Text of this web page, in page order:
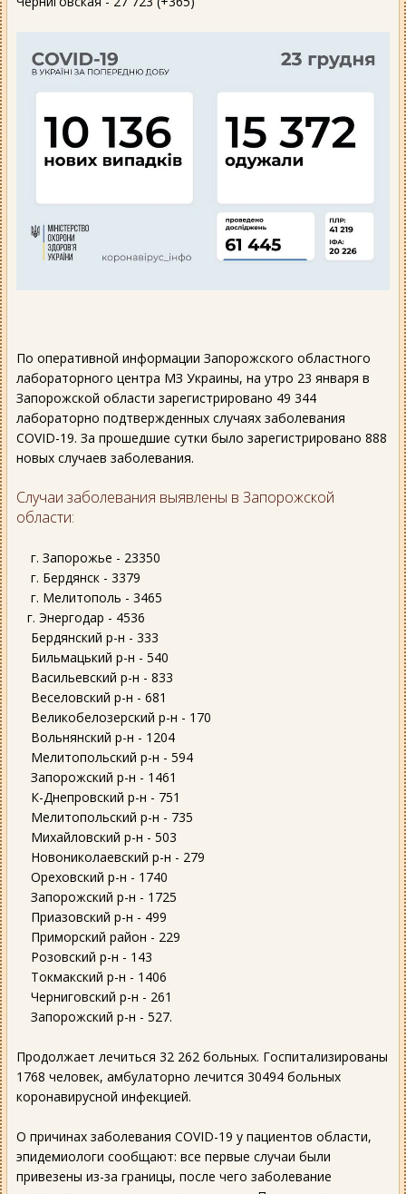
По оперативной информации Запорожского областного
лабораторного центра МЗ Украины, на утро 23 января в
Запорожской области зарегистрировано 49 344
лабораторно подтвержденных случаях заболевания
COVID-19. За прошедшие сутки было зарегистрировано 888
новых случаев заболевания.
Случаи заболевания выявлены в Запорожской
области:
г. Запорожье - 23350
г. Бердянск - 3379
г. Мелитополь - 3465
г. Энергодар - 4536
Бердянский р-н - 333
Бильмацький р-н - 540
Васильевский р-н - 833
Веселовский р-н - 681
Великобелозерский р-н - 170
Вольнянский р-н - 1204
Мелитопольский р-н - 594
Запорожский р-н - 1461
К-Днепровский р-н - 751
Мелитопольский р-н - 735
Михайловский р-н - 503
Новониколаевский р-н - 279
Ореховский р-н - 1740
Запорожский р-н - 1725
Приазовский р-н - 499
Приморский район - 229
Розовский р-н - 143
Токмакский р-н - 1406
Черниговский р-н - 261
Запорожский р-н - 527.
Продолжает лечиться 32 262 больных. Госпитализированы
1768 человек, амбулаторно лечится 30494 больных
коронавирусной инфекцией.
О причинах заболевания COVID-19 у пациентов области,
эпидемиологи сообщают: все первые случаи были
привезены из-за границы, после чего заболевание